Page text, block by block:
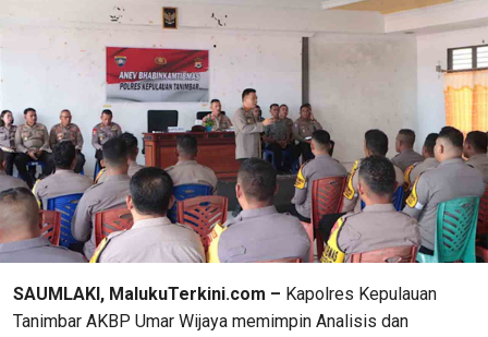
SAUMLAKI, MalukuTerkini.com – Kapolres Kepulauan
Tanimbar AKBP Umar Wijaya memimpin Analisis dan